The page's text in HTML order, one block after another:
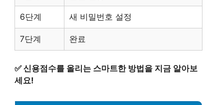
6단계 새 비밀번호 설정
7단계 완료
✅신용점수를 올리는 스마트한 방법을 지금 알아보
세요!